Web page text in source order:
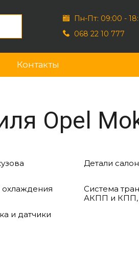
Пн-Пт: 09:00 -
068 22 10 777
Контакты
Opel
Детали
охлаждения
Система
АКПП и КПП,
и датчики